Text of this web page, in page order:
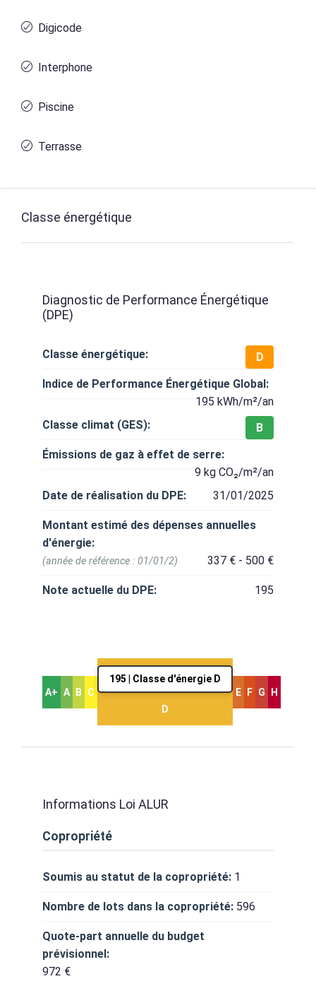
Digicode
Interphone
Piscine
Terrasse
Classe énergétique
Diagnostic de Performance Énergétique
(DPE)
Classe énergétique:
D
Indice de Performance Énergétique Global:
195 kWh/m²/an
Classe climat (GES):
B
Émissions de gaz à effet de serre:
9 kg CO₂/m²/an
Date de réalisation du DPE:
31/01/2025
Montant estimé des dépenses annuelles
d'énergie:
337 € - 500 €
(année de référence : 01/01/2)
Note actuelle du DPE: 195
A+ A B C
195 | Classe d'énergie D
D
E F G H
Informations Loi ALUR
Copropriété
Soumis au statut de la copropriété: 1
Nombre de lots dans la copropriété: 596
Quote-part annuelle du budget
prévisionnel:
972 €